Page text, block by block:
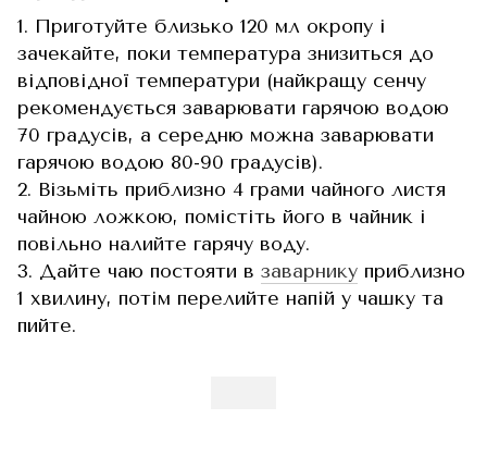
1. Приготуйте близько 120 мл окропу і
зачекайте, поки температура знизиться до
відповідної температури (найкращу сенчу
рекомендується заварювати гарячою водою
70 градусів, а середню можна заварювати
гарячою водою 80-90 градусів).
2. Візьміть приблизно 4 грами чайного листя
чайною ложкою, помістіть його в чайник і
повільно налийте гарячу воду.
3. Дайте чаю постояти в заварнику приблизно
1 хвилину, потім перелийте напій у чашку та
пийте.